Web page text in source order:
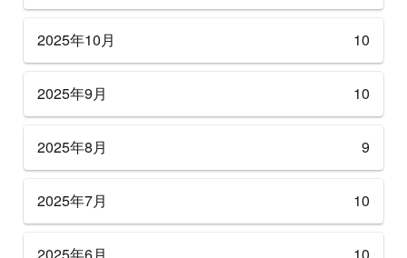
2025年10月 10
2025年9月 10
2025年8月 9
2025年7月 10
2025年6月 10